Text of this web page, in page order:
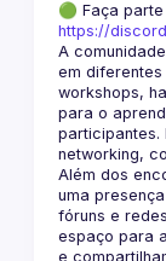
🟢 Faça
https://
A
em
workshops,
para o
participantes.
Além dos
uma
fóruns e
espaço para
e